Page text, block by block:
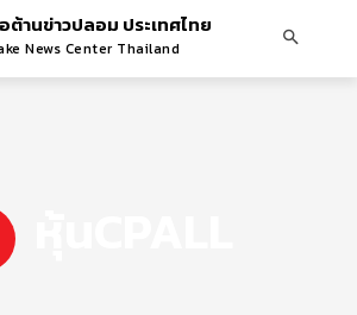
านข่าวปลอม ประเทศไทย
News Center Thailand